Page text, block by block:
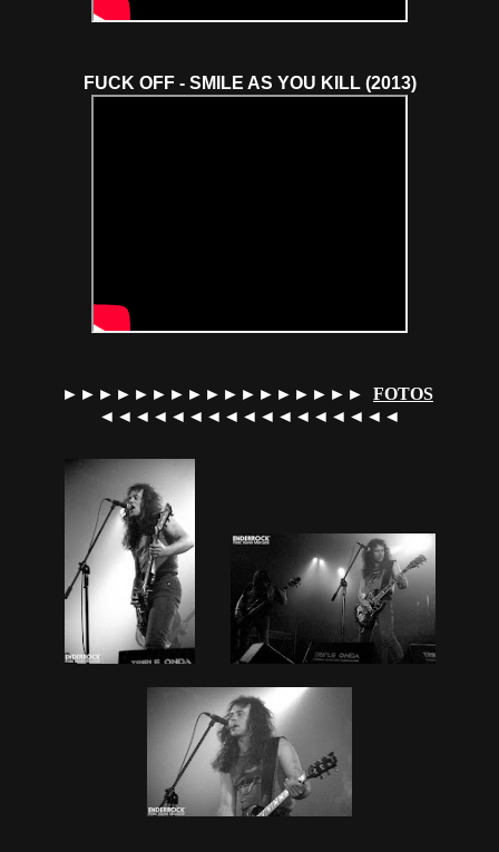
FUCK OFF - SMILE AS YOU KILL (2013)
►►►►►►►►►►►►►►►►► FOTOS
◄◄◄◄◄◄◄◄◄◄◄◄◄◄◄◄◄